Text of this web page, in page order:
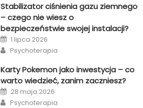
Stabilizator ciśnienia gazu ziemnego
– czego nie wiesz o
bezpieczeństwie swojej instalacji?
Posted
on
1 lipca 2026
Author
Psychoterapia
Karty Pokemon jako inwestycja – co
warto wiedzieć, zanim zaczniesz?
Posted
on
28 maja 2026
Author
Psychoterapia